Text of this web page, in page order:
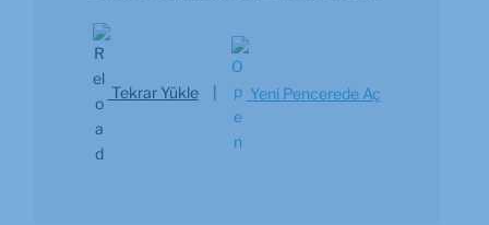
Tekrar Yükle Yeni Pencerede Aç